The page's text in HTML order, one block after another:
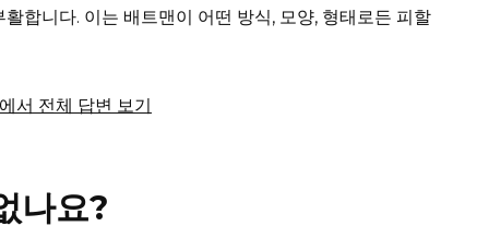
합니다. 이는 배트맨이 어떤 방식, 모양, 형태로든 피할
전체 답변 보기
나요?